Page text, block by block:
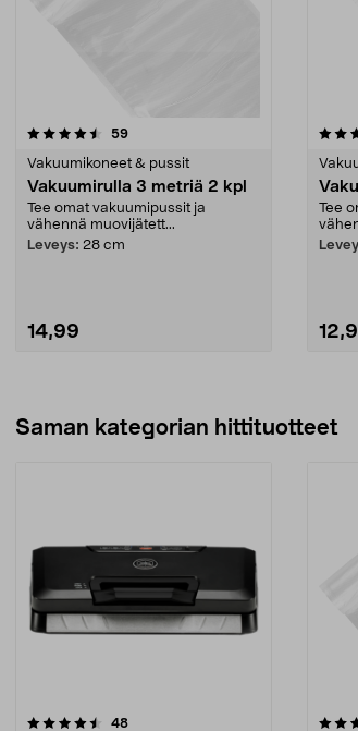
59arvostelut
Vakuumikoneet & pussit
Vakuumirulla 3 metriä 2 kpl
Tee omat vakuumipussit ja
vähennä muovijätett...
Leveys: 28 cm
14,99
4.5viidestä
Tee
Saman kategorian hittituotteet
48arvostelut
4.5 viidestä